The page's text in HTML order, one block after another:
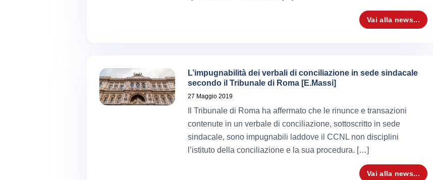
Vai alla news...
L’impugnabilità dei verbali di conciliazione in sede sindacale
secondo il Tribunale di Roma [E.Massi]
27 Maggio 2019
Il Tribunale di Roma ha affermato che le rinunce e transazioni
contenute in un verbale di conciliazione, sottoscritto in sede
sindacale, sono impugnabili laddove il CCNL non disciplini
l’istituto della conciliazione e la sua procedura. […]
Vai alla news...